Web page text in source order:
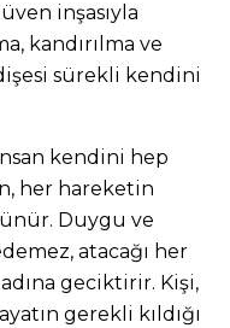
inşasıyla
kandırılma ve
sürekli kendini
kendini hep
her hareketin
Duygu ve
atacağı her
geciktirir. Kişi,
gerekli kıldığı